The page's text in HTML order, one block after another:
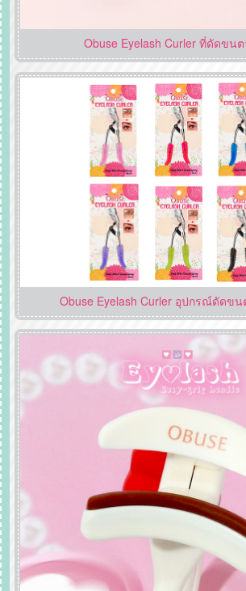
Obuse Eyelash Curler ที่ดัดขน
Obuse Eyelash Curler อุปกรณ์ดัดข